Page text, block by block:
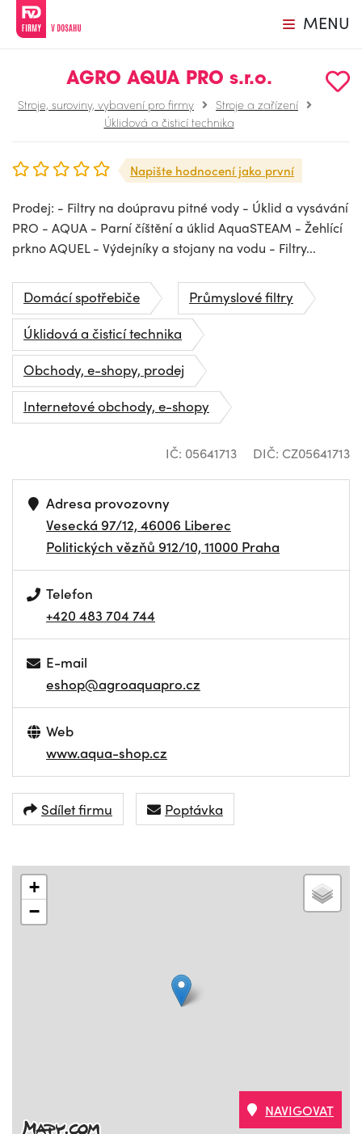
MENU
AGRO AQUA PRO s.r.o.
Stroje, suroviny, vybavení pro firmy
Stroje a zařízení
Úklidová a čisticí technika
Napište hodnocení jako první
Prodej: - Filtry na doúpravu pitné vody - Úklid a vysávání
PRO - AQUA - Parní číštění a úklid AquaSTEAM - Žehlící
prkno AQUEL - Výdejníky a stojany na vodu - Filtry...
Domácí spotřebiče
Průmyslové filtry
Úklidová a čisticí technika
Obchody, e-shopy, prodej
Internetové obchody, e-shopy
IČ: 05641713 DIČ: CZ05641713
Adresa provozovny
Vesecká 97/12, 46006 Liberec
Politických vězňů 912/10, 11000 Praha
Telefon
+420 483 704 744
E-mail
eshop@agroaquapro.cz
Web
www.aqua-shop.cz
Sdílet firmu Poptávka
+
−
NAVIGOVAT